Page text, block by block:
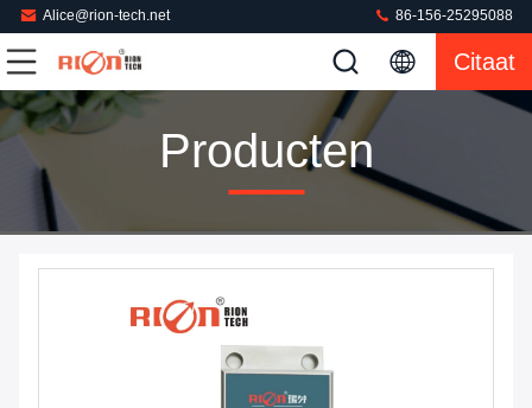
Alice@rion-tech.net 86-156-25295088
Citaat
Producten